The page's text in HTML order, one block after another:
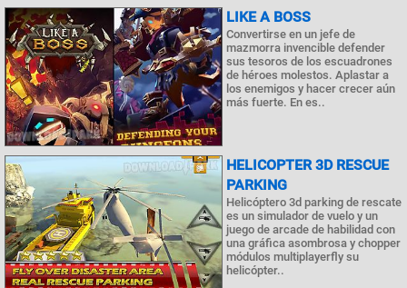
LIKE A BOSS
Convertirse en un jefe de
mazmorra invencible defender
sus tesoros de los escuadrones
de héroes molestos. Aplastar a
los enemigos y hacer crecer aún
más fuerte. En es..
HELICOPTER 3D RESCUE
PARKING
Helicóptero 3d parking de rescate
es un simulador de vuelo y un
juego de arcade de habilidad con
una gráfica asombrosa y chopper
módulos multiplayerfly su
helicópter..